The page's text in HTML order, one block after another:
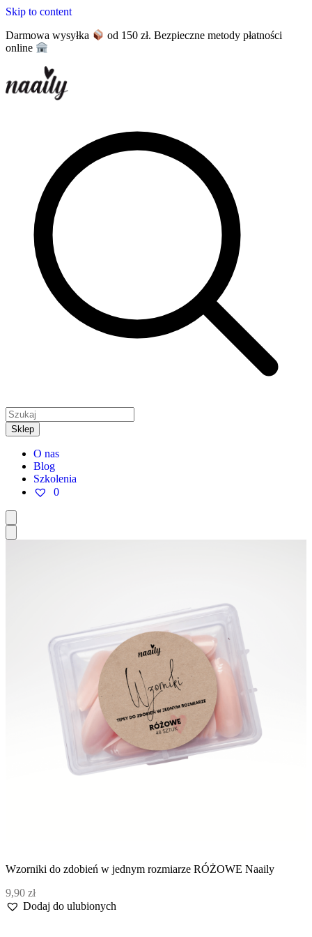
Skip to content
Darmowa wysyłka
od 150 zł. Bezpieczne metody płatności
online
Sklep
O nas
Blog
Szkolenia
0
Wzorniki do zdobień w jednym rozmiarze RÓŻOWE Naaily
9,90 zł
Dodaj do ulubionych